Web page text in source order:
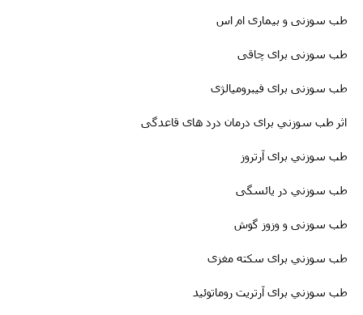
طب سوزنی و بیماری ام اس
طب سوزنى برای چاقی
طب سوزنی برای فیبرومیالژی
اثر طب سوزني برای درمان درد های قاعدگی
طب سوزني برای آرتروز
طب سوزني در یائسگی
طب سوزنی و وزوز گوش
طب سوزني برای سکته مغزى
طب سوزني برای آرتریت روماتوئید